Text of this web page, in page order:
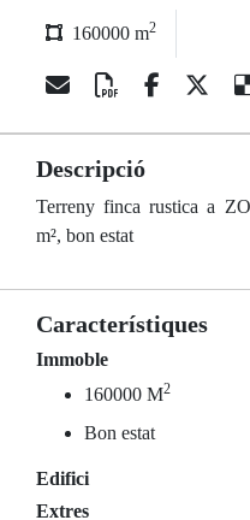
160000 m2
Descripció
Terreny finca rustica a
m², bon estat
Característiques
Immoble
160000 M2
Bon estat
Edifici
Extres